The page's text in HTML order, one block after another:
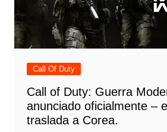
Call Of Duty
Call of Duty: Guerra
anunciado oficialmente –
traslada a Corea.